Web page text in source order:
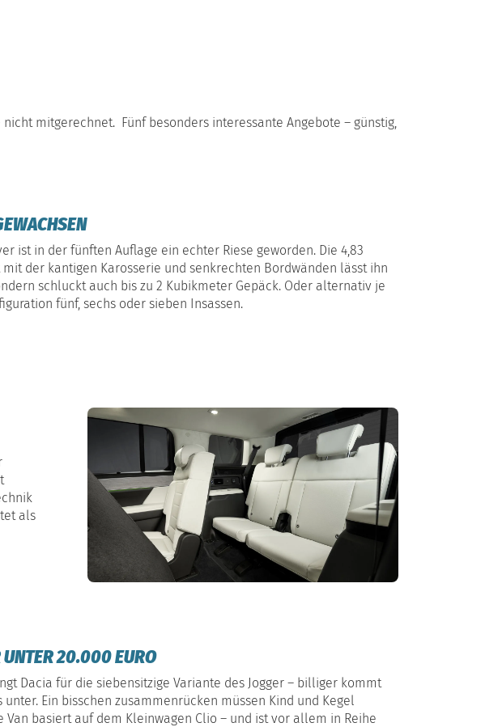
mitgerechnet. Fünf besonders interessante Angebote – günstig,
ist in der fünften Auflage ein echter Riese geworden. Die 4,83
der kantigen Karosserie und senkrechten Bordwänden lässt ihn
schluckt auch bis zu 2 Kubikmeter Gepäck. Oder alternativ je
fünf, sechs oder sieben Insassen.
als
UNTER 20.000 EURO
Dacia für die siebensitzige Variante des Jogger – billiger kommt
Ein bisschen zusammenrücken müssen Kind und Kegel
basiert auf dem Kleinwagen Clio – und ist vor allem in Reihe